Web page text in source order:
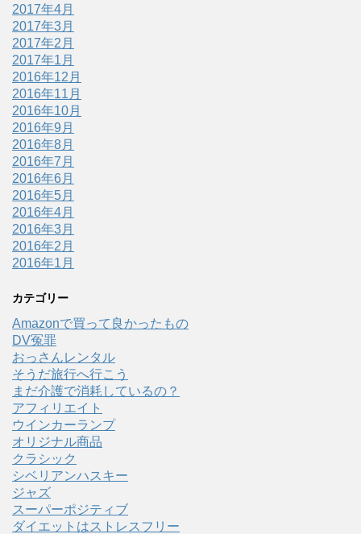
2017年4月
2017年3月
2017年2月
2017年1月
2016年12月
2016年11月
2016年10月
2016年9月
2016年8月
2016年7月
2016年6月
2016年5月
2016年4月
2016年3月
2016年2月
2016年1月
カテゴリー
Amazonで買って良かったもの
DV冤罪
おっさんレンタル
そうだ旅行へ行こう
まだ介護で消耗しているの？
アフィリエイト
ウインカーランプ
オリジナル商品
クラシック
シベリアンハスキー
ジャズ
スーパーポジティブ
ダイエットはストレスフリー